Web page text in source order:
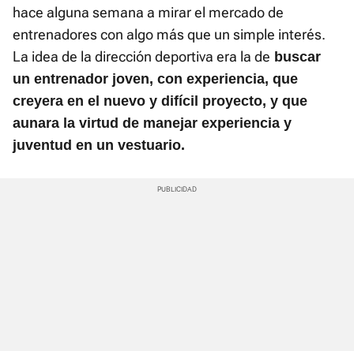
hace alguna semana a mirar el mercado de
entrenadores con algo más que un simple interés.
La idea de la dirección deportiva era la de buscar
un entrenador joven, con experiencia, que
creyera en el nuevo y difícil proyecto, y que
aunara la virtud de manejar experiencia y
juventud en un vestuario.